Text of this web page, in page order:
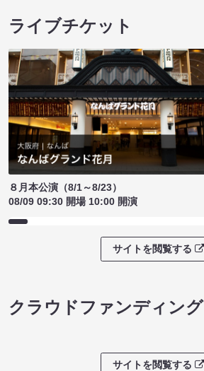
ライブチケット
８月本公演（8/1～8/23）
08/09 09:30 開場 10:00 開演
サイトを閲覧する
クラウドファンディング
サイトを閲覧する